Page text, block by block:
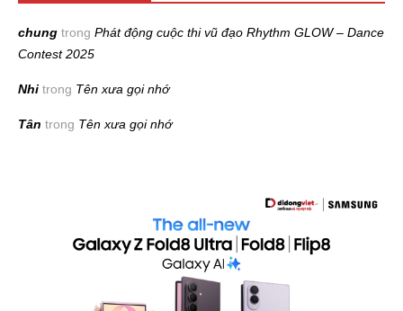
chung trong Phát động cuộc thi vũ đạo Rhythm GLOW – Dance
Contest 2025
Nhi trong Tên xưa gọi nhớ
Tân trong Tên xưa gọi nhớ